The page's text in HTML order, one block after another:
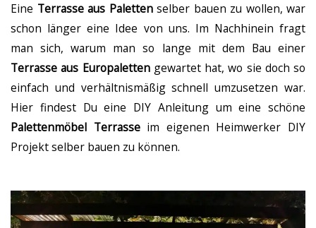
Eine Terrasse aus Palettenselber bauen zu wollen, war
schon länger eine Idee von uns. Im Nachhinein fragt
man sich, warum man so lange mit dem Bau einer
Terrasse aus Europalettengewartet hat, wo sie doch so
einfach und verhältnismäßig schnell umzusetzen war.
Hier findest Du eine DIY Anleitung um eine schöne
Palettenmöbel Terrasseim eigenen Heimwerker DIY
Projekt selber bauen zu können.